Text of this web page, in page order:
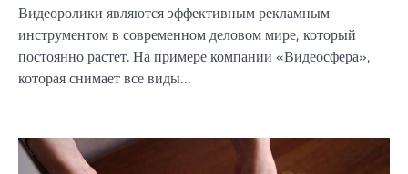
Видеоролики являются эффективным рекламным
инструментом в современном деловом мире, который
постоянно растет. На примере компании «Видеосфера»,
которая снимает все виды…